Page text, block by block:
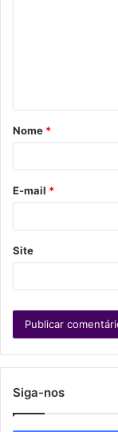
á
r
*
Nome *
E-mail *
Site
Siga-nos